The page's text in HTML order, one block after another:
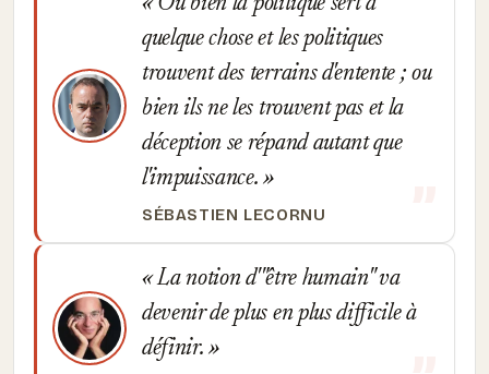
quelque chose et les politiques
trouvent des terrains d'entente ; ou
bien ils ne les trouvent pas et la
déception se répand autant que
l'impuissance.
SÉBASTIEN LECORNU
La notion d'"être humain" va
devenir de plus en plus difficile à
définir.